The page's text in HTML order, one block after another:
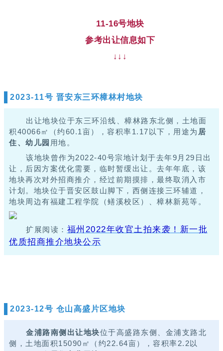
11-16号地块
参考出让信息如下
↓↓↓
2023-11号 晋安东三环樟林村地块
出让地块位于东三环沿线、樟林路东北侧 ， 土地面
积40066㎡（约60.1亩），容积率1.17以下，用途为 居
住、幼儿园 用地。
该地块曾作为2022-40号宗地计划于去年9月29日出
让，后因方案优化需要，临时暂缓出让。 去年年底，该
地块再次对外招商推介，经过前期摸排，最终取消入市
计划。 地块位于晋安区鼓山脚下，西侧连接三环辅道，
地块周边有福建工程学院（鳝溪校区）、樟林新苑等。
扩展阅读： 福州2022年收官土拍来袭！新一批
优质招商推介地块公示
2023-12号 仓山高盛片区地块
金浦路南侧出让地块位于高盛路东侧、金浦支路北
侧，土地面积15090㎡（约22.64亩），容积率2.2以